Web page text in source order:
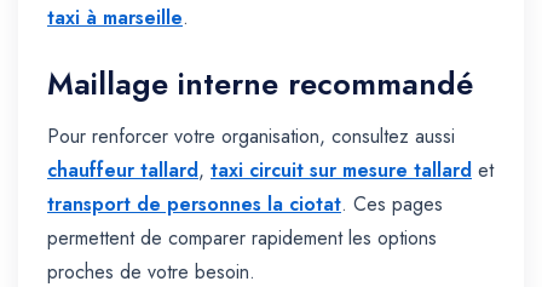
taxi à marseille.
Maillage interne recommandé
Pour renforcer votre organisation, consultez aussi
chauffeur tallard, taxi circuit sur mesure tallard et
transport de personnes la ciotat. Ces pages
permettent de comparer rapidement les options
proches de votre besoin.